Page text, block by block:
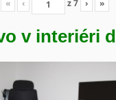
« ‹ z7 › »
v interiéri